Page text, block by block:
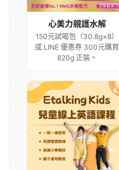
心美力親護水解
150元試喝包（30.8g×8）
或 LINE 優惠券 300元購買
820g 正裝。